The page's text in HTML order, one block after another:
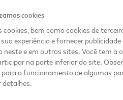
que não possuam
de milhões de
financeiras,
já convidou mais de
de seu programa virtual
cookies
cookies, bem como cookies de
experiência e fornecer
neste e em outros sites. Você tem
na parte inferior do site.
para o funcionamento de algumas